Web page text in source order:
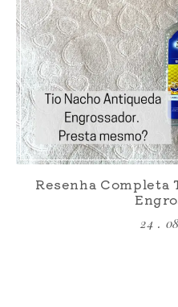
Resenha Completa
24 .